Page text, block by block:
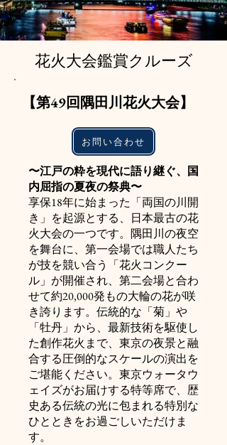
花火大会鑑賞クルーズ
​【第49回隅田川花火大会】
お問い合わせ
〜江戸の粋を現代に語り継ぐ、国
内屈指の夏夜の祭典〜
享保18年に始まった「両国の川開
き」を起源とする、日本最古の花
火大会の一つです。隅田川の夜空
を舞台に、第一会場では職人たち
が技を競い合う「花火コンクー
ル」が開催され、第二会場と合わ
せて約20,000発もの大輪の花が咲
き誇ります。伝統的な「菊」や
「牡丹」から、最新技術を駆使し
た創作花火まで、東京の夜景と融
合する圧倒的なスケールの演出を
ご堪能ください。東京ウォータウ
ェイズがお届けする特等席で、歴
史ある伝統の光に包まれる特別な
ひとときをお過ごしいただけま
す。